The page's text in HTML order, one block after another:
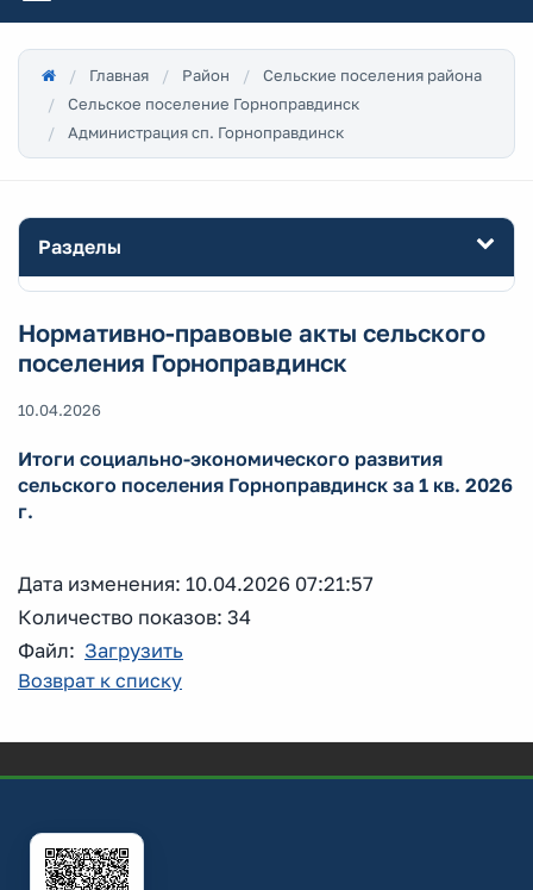
Главная Район
Сельские поселения района
Сельское поселение Горноправдинск
Администрация сп. Горноправдинск
Разделы
Нормативно-правовые акты сельского
поселения Горноправдинск
10.04.2026
Итоги социально-экономического развития
сельского поселения Горноправдинск за 1 кв. 2026
г.
Дата изменения: 10.04.2026 07:21:57
Количество показов: 34
Файл: Загрузить
Возврат к списку